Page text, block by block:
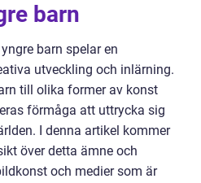
barn
barn spelar en
utveckling och inlärning.
till olika former av konst
förmåga att uttrycka sig
I denna artikel kommer
över detta ämne och
och medier som är